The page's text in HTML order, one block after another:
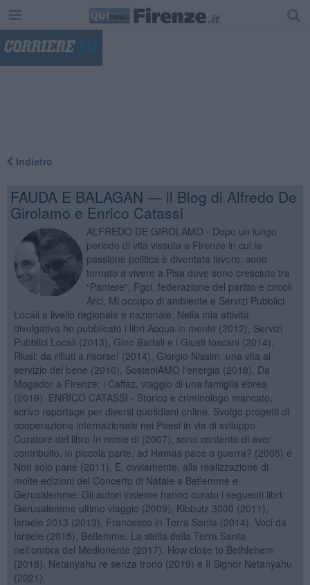
Indietro
FAUDA E BALAGAN — il Blog di Alfredo De
Girolamo e Enrico Catassi
ALFREDO DE GIROLAMO - Dopo un lungo
periodo di vita vissuta a Firenze in cui la
passione politica è diventata lavoro, sono
tornato a vivere a Pisa dove sono cresciuto tra
“Pantere”, Fgci, federazione del partito e circoli
Arci. Mi occupo di ambiente e Servizi Pubblici
Locali a livello regionale e nazionale. Nella mia attività
divulgativa ho pubblicato i libri Acqua in mente (2012), Servizi
Pubblici Locali (2013), Gino Bartali e i Giusti toscani (2014),
Riusi: da rifiuti a risorse! (2014), Giorgio Nissim, una vita al
servizio del bene (2016), SosteniAMO l'energia (2018), Da
Mogador a Firenze: i Caffaz, viaggio di una famiglia ebrea
(2019). ENRICO CATASSI - Storico e criminologo mancato,
scrivo reportage per diversi quotidiani online. Svolgo progetti di
cooperazione internazionale nei Paesi in via di sviluppo.
Curatore del libro In nome di (2007), sono contento di aver
contribuito, in piccola parte, ad Hamas pace o guerra? (2005) e
Non solo pane (2011). E, ovviamente, alla realizzazione di
molte edizioni del Concerto di Natale a Betlemme e
Gerusalemme. Gli autori insieme hanno curato i seguenti libri:
Gerusalemme ultimo viaggio (2009), Kibbutz 3000 (2011),
Israele 2013 (2013), Francesco in Terra Santa (2014). Voci da
Israele (2015), Betlemme. La stella della Terra Santa
nell'ombra del Medioriente (2017), How close to Bethlehem
(2018), Netanyahu re senza trono (2019) e Il Signor Netanyahu
(2021).